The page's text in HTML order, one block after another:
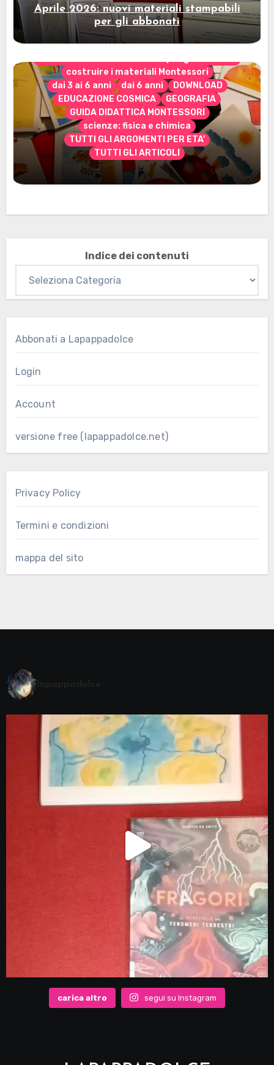
Aprile 2026: nuovi materiali stampabili
per gli abbonati
costruire i materiali Montessori
dai 3 ai 6 anni
dai 6 anni
DOWNLOAD
EDUCAZIONE COSMICA
GEOGRAFIA
GUIDA DIDATTICA MONTESSORI
scienze: fisica e chimica
TUTTI GLI ARGOMENTI PER ETA'
TUTTI GLI ARTICOLI
Marzo 2026: nuovi materiali stampabili
per gli abbonati
Indice dei contenuti
Abbonati a Lapappadolce
Login
Account
versione free (lapappadolce.net)
Privacy Policy
Termini e condizioni
mappa del sito
carica altro segui su Instagram